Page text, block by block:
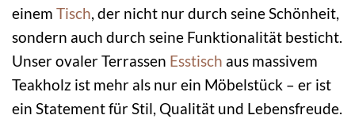
einem Tisch, der nicht nur durch seine Schönheit,
sondern auch durch seine Funktionalität besticht.
Unser ovaler Terrassen Esstisch aus massivem
Teakholz ist mehr als nur ein Möbelstück – er ist
ein Statement für Stil, Qualität und Lebensfreude.